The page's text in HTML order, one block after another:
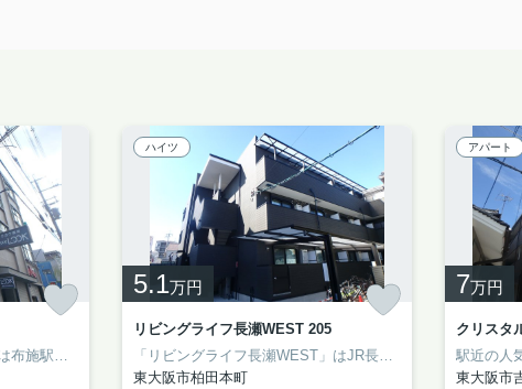
7733
」にお任せ☆お電話：06-6785-7733
なら「ライフデザイン」にお任せ☆お電話：06-6785-7733
で、周辺にはスーパーもあり便利です(^^♪河内小阪を中心に東大阪市でのお
トなお部屋ながら設備は充実しております！１G高速ネット（wi-fi対応）も無
「ニュー高井田マンション」は布施駅・高井田駅・新深江駅にアクセス可能な立地となっております。コンビニがすぐ近くにあり買い物も楽々！毎日の暮らしを輝かせる、素敵なお部屋を探しませんか♪入居に関して色々とご相談下さい！
ハイツ
5.1万円
リビングライフ長瀬WEST 205
「リビングライフ長瀬WEST」はJR長瀬駅周辺にある賃貸物件です！
東大阪市柏田本町
アパート
7万円
クリスタ
東大阪市